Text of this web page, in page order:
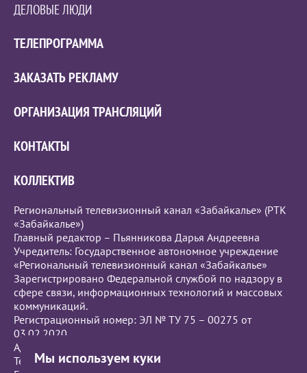
Мы используем куки
ДЕЛОВЫЕ ЛЮДИ
ТЕЛЕПРОГРАММА
ЗАКАЗАТЬ РЕКЛАМУ
ОРГАНИЗАЦИЯ ТРАНСЛЯЦИЙ
КОНТАКТЫ
КОЛЛЕКТИВ
Региональный телевизионный канал «Забайкалье» (РТК
«Забайкалье»)
Главный редактор – Пьянникова Дарья Андреевна
Учредитель: Государственное автономное учреждение
«Региональный телевизионный канал «Забайкалье»
Зарегистрировано Федеральной службой по надзору в
сфере связи, информационных технологий и массовых
коммуникаций.
Регистрационный номер: ЭЛ № ТУ 75 – 00275 от
03.02.2020
Адрес редакции: г.Чита, ул. Бутина, 111.
Телефон: +7 (914) 120-1813